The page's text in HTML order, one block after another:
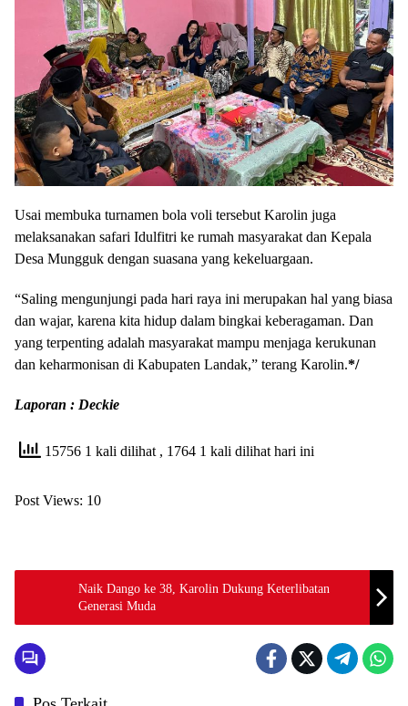
Usai membuka turnamen bola voli tersebut Karolin juga
melaksanakan safari Idulfitri ke rumah masyarakat dan Kepala
Desa Mungguk dengan suasana yang kekeluargaan.
“Saling mengunjungi pada hari raya ini merupakan hal yang biasa
dan wajar, karena kita hidup dalam bingkai keberagaman. Dan
yang terpenting adalah masyarakat mampu menjaga kerukunan
dan keharmonisan di Kabupaten Landak,” terang Karolin.*/
Laporan : Deckie
15756 1 kali dilihat , 1764 1 kali dilihat hari ini
Post Views: 10
Naik Dango ke 38, Karolin Dukung Keterlibatan
Generasi Muda